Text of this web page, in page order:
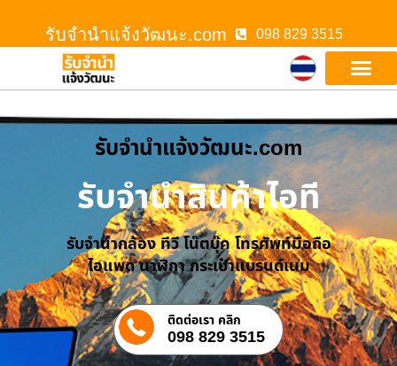
รับจํานําแจ้งวัฒนะ.com 098 829 3515
รับจํานําแจ้งวัฒนะ.com
รับจำนำสินค้าไอที
รับจำนำกล้อง ทีวี โน๊ตบุ๊ค โทรศัพท์มือถือ
ไอแพด นาฬิกา กระเป๋าแบรนด์เนม
ติดต่อเรา คลิก
098 829 3515